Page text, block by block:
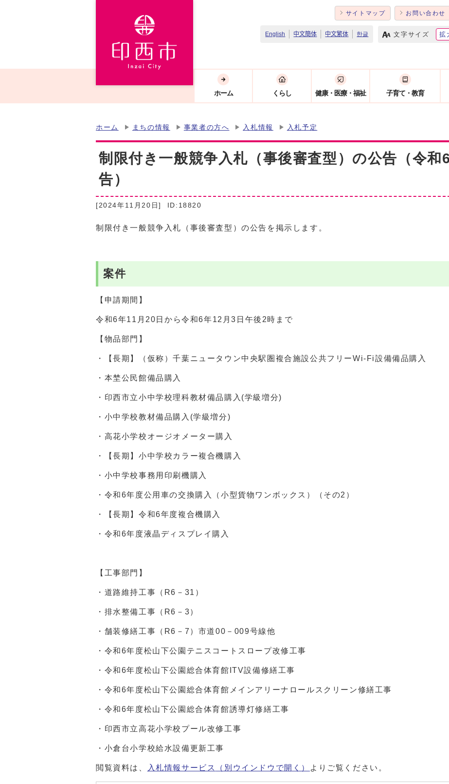
サイトマップ お問い合わせ
English 中文簡体 中文繁体 한글 文字サイズ 拡
ホーム くらし 健康・医療・福祉 子育て・教育
ホーム まちの情報 事業者の方へ 入札情報 入札予定
制限付き一般競争入札（事後審査型）の公告（令和
告）
[2024年11月20日] ID:18820
制限付き一般競争入札（事後審査型）の公告を掲示します。
案件
【申請期間】
令和6年11月20日から令和6年12月3日午後2時まで
【物品部門】
・【長期】（仮称）千葉ニュータウン中央駅圏複合施設公共フリーWi-Fi設備備品購入
・本埜公民館備品購入
・印西市立小中学校理科教材備品購入(学級増分)
・小中学校教材備品購入(学級増分)
・高花小学校オージオメーター購入
・【長期】小中学校カラー複合機購入
・小中学校事務用印刷機購入
・令和6年度公用車の交換購入（小型貨物ワンボックス）（その2）
・【長期】令和6年度複合機購入
・令和6年度液晶ディスプレイ購入
【工事部門】
・道路維持工事（R6－31）
・排水整備工事（R6－3）
・舗装修繕工事（R6－7）市道00－009号線他
・令和6年度松山下公園テニスコートスロープ改修工事
・令和6年度松山下公園総合体育館ITV設備修繕工事
・令和6年度松山下公園総合体育館メインアリーナロールスクリーン修繕工事
・令和6年度松山下公園総合体育館誘導灯修繕工事
・印西市立高花小学校プール改修工事
・小倉台小学校給水設備更新工事
閲覧資料は、 入札情報サービス （別ウインドウで開く） よりご覧ください。